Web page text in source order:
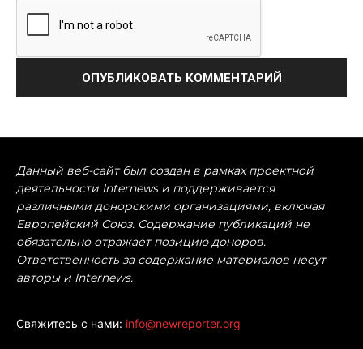
Данный веб-сайт был создан в рамках проектной
деятельности Internews и поддерживается
различными донорскими организациями, включая
Европейский Союз. Содержание публикаций не
обязательно отражает позицию доноров.
Ответственность за содержание материалов несут
авторы и Internews.
Свяжитесь с нами: info@newreporter.org